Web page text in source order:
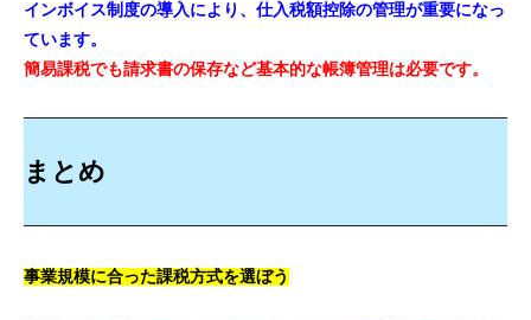
インボイス制度の導入により、仕入税額控除の管理が重要になっ
ています。
簡易課税でも請求書の保存など基本的な帳簿管理は必要です。
まとめ
事業規模に合った課税方式を選ぼう